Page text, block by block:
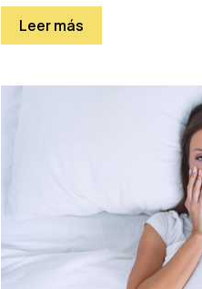
Leer más